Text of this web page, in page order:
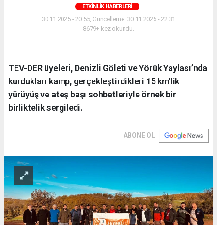
ETKINLIK HABERLERI
30.11.2025 - 20:55, Güncelleme: 30.11.2025 - 22:31
8679+ kez okundu.
TEV-DER üyeleri, Denizli Göleti ve Yörük Yaylası’nda
kurdukları kamp, gerçekleştirdikleri 15 km’lik
yürüyüş ve ateş başı sohbetleriyle örnek bir
birliktelik sergiledi.
ABONE OL